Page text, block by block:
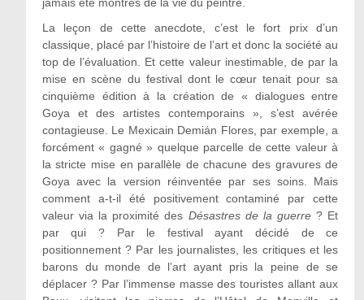
La leçon de cette anecdote, c’est le fort prix d’un
classique, placé par l’histoire de l’art et donc la société au
top de l’évaluation. Et cette valeur inestimable, de par la
mise en scène du festival dont le cœur tenait pour sa
cinquième édition à la création de « dialogues entre
Goya et des artistes contemporains », s’est avérée
contagieuse. Le Mexicain Demián Flores, par exemple, a
forcément « gagné » quelque parcelle de cette valeur à
la stricte mise en parallèle de chacune des gravures de
Goya avec la version réinventée par ses soins. Mais
comment a-t-il été positivement contaminé par cette
valeur via la proximité des Désastres de la guerre? Et
par qui ? Par le festival ayant décidé de ce
positionnement ? Par les journalistes, les critiques et les
barons du monde de l’art ayant pris la peine de se
déplacer ? Par l’immense masse des touristes allant aux